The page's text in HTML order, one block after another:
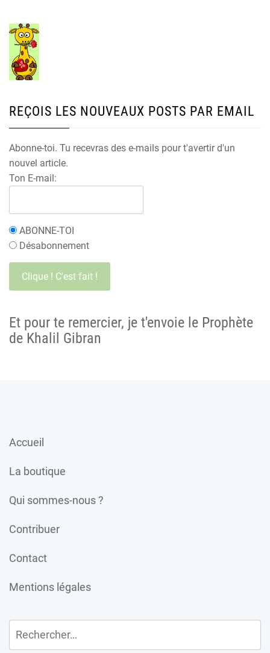
REÇOIS LES NOUVEAUX POSTS PAR EMAIL
Abonne-toi. Tu recevras des e-mails pour t'avertir d'un
nouvel article.
Ton E-mail:
ABONNE-TOI
Désabonnement
Et pour te remercier, je t'envoie le Prophète
de Khalil Gibran
Accueil
La boutique
Qui sommes-nous ?
Contribuer
Contact
Mentions légales
Rechercher :